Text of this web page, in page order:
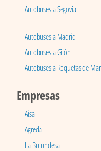
Autobuses a Segovia
Autobuses a Madrid
Autobuses a Gijón
Autobuses a Roquetas de Mar
Empresas
Aisa
Agreda
La Burundesa